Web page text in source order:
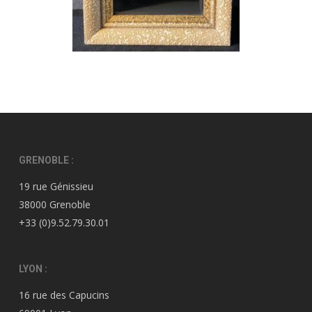
GRENOBLE :
19 rue Génissieu
38000 Grenoble
+33 (0)9.52.79.30.01
LYON :
16 rue des Capucins